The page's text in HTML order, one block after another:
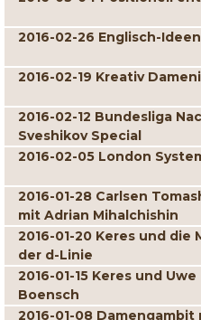
2016-02-26 Englisch-Ideen
2016-02-19 Kreativ
2016-02-12 Bundesliga
Sveshikov Special
2016-02-05 London
2016-01-28 Carlsen
mit Adrian Mihalchishin
2016-01-20 Keres und die
der d-Linie
2016-01-15 Keres und Uwe
Boensch
2016-01-08 Damengambit